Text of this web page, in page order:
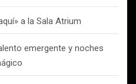
a la Sala Atrium
emergente y noches